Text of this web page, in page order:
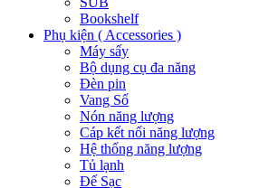
Bookshelf
Phụ kiện ( Accessories )
Máy sấy
Bộ dụng cụ đa năng
Đèn pin
Vang Số
Nón năng lượng
Cáp kết nối năng lượng
Hệ thống năng lượng
Tủ lạnh
Đế Sạc